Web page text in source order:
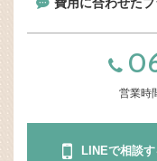
営業時
LINEで相談す